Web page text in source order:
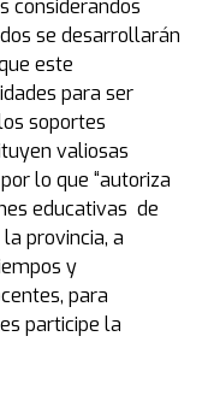
considerandos
se desarrollarán
este
para ser
soportes
valiosas
lo que “autoriza
educativas de
provincia, a
y
para
participe la